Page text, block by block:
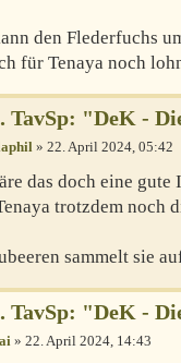
den Flederfuchs
für Tenaya noch
TavSp: "DeK -
» 22. April 2024, 05:42
das doch eine gute
trotzdem noch
sammelt sie
TavSp: "DeK -
» 22. April 2024, 14:43